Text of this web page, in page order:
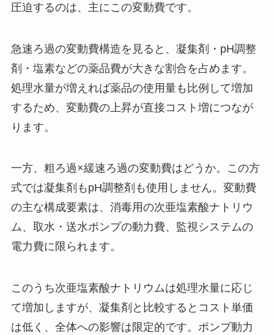
圧迫するのは、主にこの変動費です。
急速ろ過の変動費構造を見ると、凝集剤・pH調整
剤・塩素などの薬品費が大きな割合を占めます。
処理水量が増えれば薬品の使用量も比例して増加
するため、変動費の上昇が直接コスト増につなが
ります。
一方、粗ろ過×緩速ろ過の変動費はどうか。この方
式では凝集剤もpH調整剤も使用しません。変動費
の主な構成要素は、消毒用の次亜塩素酸ナトリウ
ム、取水・送水ポンプの動力費、監視システムの
電力費に限られます。
このうち次亜塩素酸ナトリウムは処理水量に応じ
て増加しますが、凝集剤と比較するとコスト単価
は低く、全体への影響は限定的です。ポンプ動力